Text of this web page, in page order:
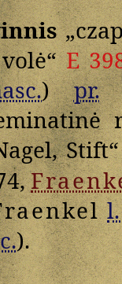
E
)pr.
).